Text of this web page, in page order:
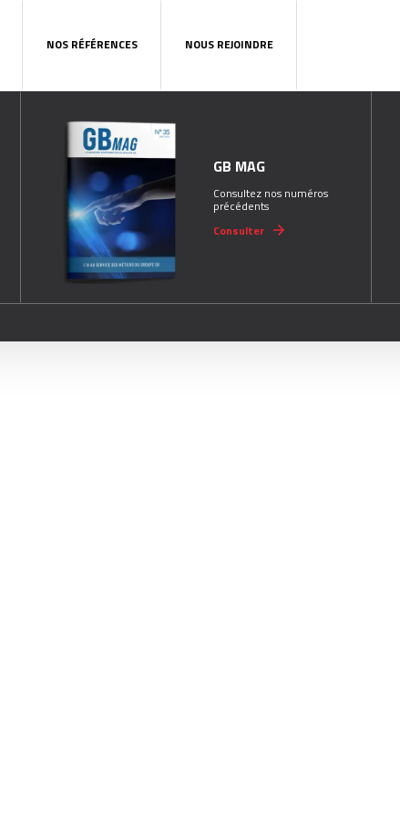
NOS RÉFÉRENCES NOUS REJOINDRE
GB MAG
Consultez nos numéros
précédents
Consulter